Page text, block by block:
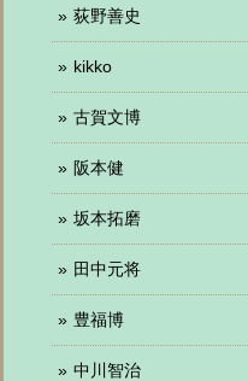
荻野善史
kikko
古賀文博
阪本健
坂本拓磨
田中元将
豊福博
中川智治